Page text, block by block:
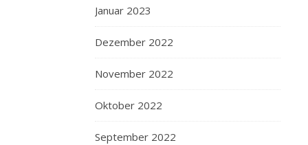
Januar 2023
Dezember 2022
November 2022
Oktober 2022
September 2022